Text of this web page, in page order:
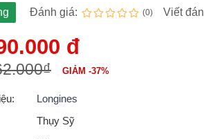
Đánh giá: (0) Viết
đ
GIẢM -37%
Longines
Thụy Sỹ